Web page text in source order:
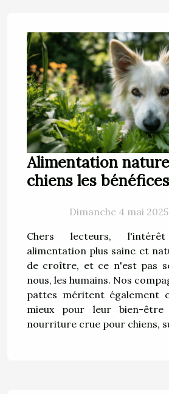
Alimentation
chiens les
Dimanche 4 mai
Chers lecteurs,
alimentation plus saine et
de croître, et ce n'est pas
nous, les humains. Nos
pattes méritent également
mieux pour leur bien-
nourriture crue pour chiens,